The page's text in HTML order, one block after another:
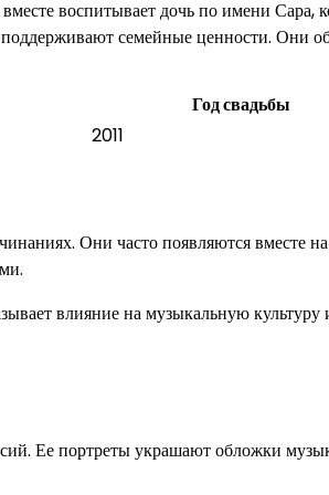
воспитывает дочь по имени Сара,
поддерживают семейные ценности. Они
Год свадьбы
2011
Они часто появляются вместе на
влияние на музыкальную культуру
Ее портреты украшают обложки